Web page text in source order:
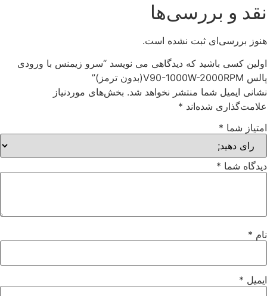
نقد و بررسی‌ها
هنوز بررسی‌ای ثبت نشده است.
اولین کسی باشید که دیدگاهی می نویسد “سرو زیمنس با ورودی
پالس V90-1000W-2000RPM(بدون ترمز)”
نشانی ایمیل شما منتشر نخواهد شد. بخش‌های موردنیاز
علامت‌گذاری شده‌اند *
امتیاز شما *
دیدگاه شما *
نام *
ایمیل *